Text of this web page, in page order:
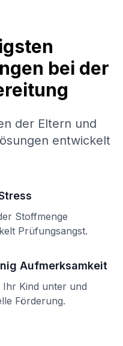
bei der
der Eltern und
entwickelt
Stoffmenge
Prüfungsangst.
Aufmerksamkeit
Kind unter und
Förderung.